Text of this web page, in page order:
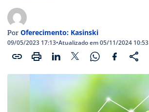
Por Oferecimento: Kasinski
09/05/2023 17:13•Atualizado em 05/11/2024 10:53